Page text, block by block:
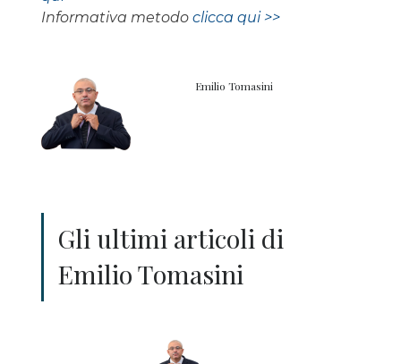
Informativa metodo clicca qui >>
Emilio Tomasini
Gli ultimi articoli di
Emilio Tomasini